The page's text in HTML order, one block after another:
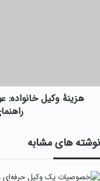
هزینۀ وکیل خانواده:
نوشته های مشابه